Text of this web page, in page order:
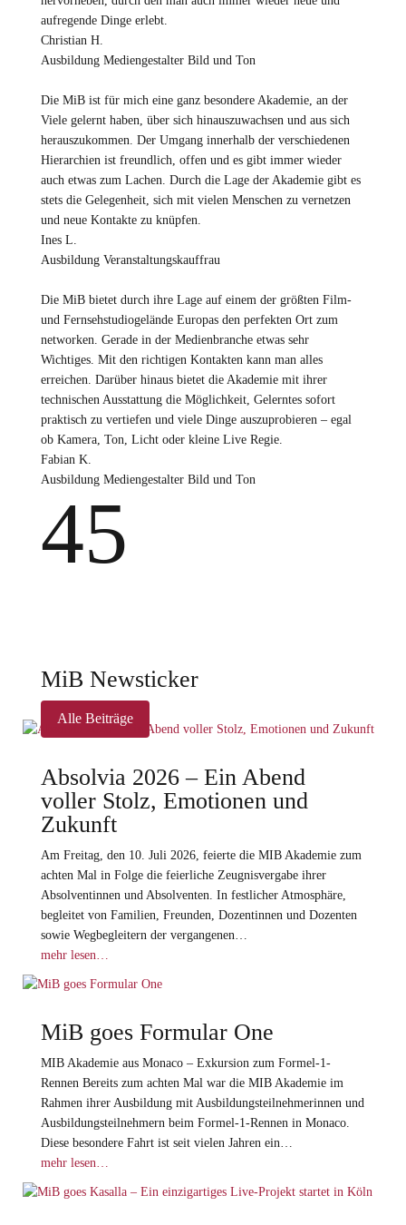
aufregende Dinge erlebt.
Christian H.
Ausbildung Mediengestalter Bild und Ton
Die MiB ist für mich eine ganz besondere Akademie, an der
Viele gelernt haben, über sich hinauszuwachsen und aus sich
herauszukommen. Der Umgang innerhalb der verschiedenen
Hierarchien ist freundlich, offen und es gibt immer wieder
auch etwas zum Lachen. Durch die Lage der Akademie gibt es
stets die Gelegenheit, sich mit vielen Menschen zu vernetzen
und neue Kontakte zu knüpfen.
Ines L.
Ausbildung Veranstaltungskauffrau
Die MiB bietet durch ihre Lage auf einem der größten Film-
und Fernsehstudiogelände Europas den perfekten Ort zum
networken. Gerade in der Medienbranche etwas sehr
Wichtiges. Mit den richtigen Kontakten kann man alles
erreichen. Darüber hinaus bietet die Akademie mit ihrer
technischen Ausstattung die Möglichkeit, Gelerntes sofort
praktisch zu vertiefen und viele Dinge auszuprobieren – egal
ob Kamera, Ton, Licht oder kleine Live Regie.
Fabian K.
Ausbildung Mediengestalter Bild und Ton
45
MiB Newsticker
Alle Beiträge
Absolvia 2026 – Ein Abend
voller Stolz, Emotionen und
Zukunft
Am Freitag, den 10. Juli 2026, feierte die MIB Akademie zum
achten Mal in Folge die feierliche Zeugnisvergabe ihrer
Absolventinnen und Absolventen. In festlicher Atmosphäre,
begleitet von Familien, Freunden, Dozentinnen und Dozenten
sowie Wegbegleitern der vergangenen…
mehr lesen…
MiB goes Formular One
MIB Akademie aus Monaco – Exkursion zum Formel-1-
Rennen Bereits zum achten Mal war die MIB Akademie im
Rahmen ihrer Ausbildung mit Ausbildungsteilnehmerinnen und
Ausbildungsteilnehmern beim Formel-1-Rennen in Monaco.
Diese besondere Fahrt ist seit vielen Jahren ein…
mehr lesen…